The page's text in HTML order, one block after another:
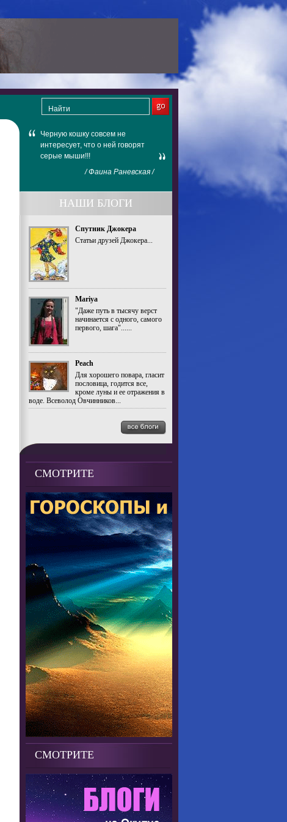
Черную кошку совсем не
интересует, что о ней говорят
серые мыши!!!
/ Фаина Раневская /
НАШИ БЛОГИ
Спутник Джокера
Статьи друзей Джокера...
Mariya
"Даже путь в тысячу верст
начинается с одного, самого
первого, шага"......
Peach
Для хорошего повара, гласит
пословица, годится все,
кроме луны и ее отражения в
воде. Всеволод Овчинников...
СМОТРИТЕ
СМОТРИТЕ